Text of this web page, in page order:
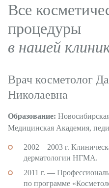
Все
процедуры
в нашей
Врач косметолог
Николаевна
Образование:
Медицинская Академия,
2002 – 2003 г.
дерматологии НГМА.
2011 г. —
по программе